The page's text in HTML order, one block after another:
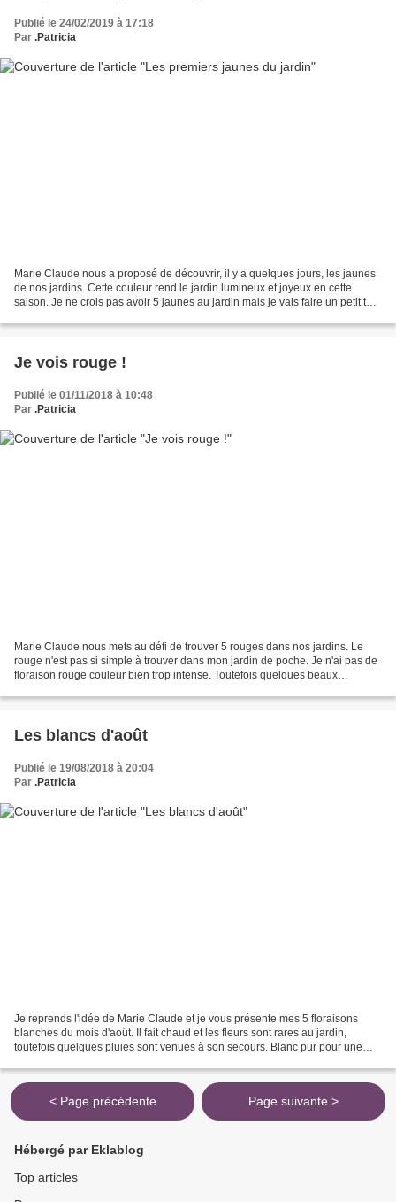
Publié le 24/02/2019 à 17:18
Par .Patricia
Marie Claude nous a proposé de découvrir, il y a quelques jours, les jaunes
de nos jardins. Cette couleur rend le jardin lumineux et joyeux en cette
saison. Je ne crois pas avoir 5 jaunes au jardin mais je vais faire un petit tour
Je vois rouge !
Publié le 01/11/2018 à 10:48
Par .Patricia
Marie Claude nous mets au défi de trouver 5 rouges dans nos jardins. Le
rouge n'est pas si simple à trouver dans mon jardin de poche. Je n'ai pas de
floraison rouge couleur bien trop intense. Toutefois quelques beaux
Les blancs d'août
Publié le 19/08/2018 à 20:04
Par .Patricia
Je reprends l'idée de Marie Claude et je vous présente mes 5 floraisons
blanches du mois d'août. Il fait chaud et les fleurs sont rares au jardin,
toutefois quelques pluies sont venues à son secours. Blanc pur pour une
< Page précédente Page suivante >
Hébergé par Eklablog
Top articles